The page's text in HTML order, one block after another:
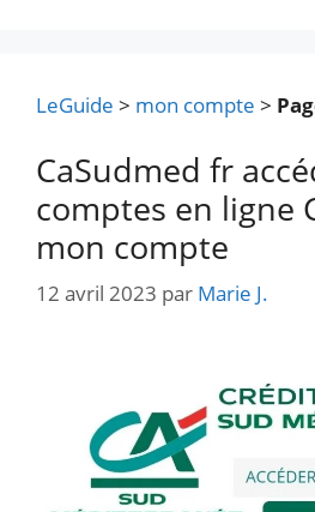
LeGuide > mon compte >
CaSudmed fr
comptes en ligne
mon compte
12 avril 2023 par Marie J.